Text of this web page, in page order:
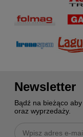
Newsletter
Bądź na bieżąco
oraz wyprzedaży.